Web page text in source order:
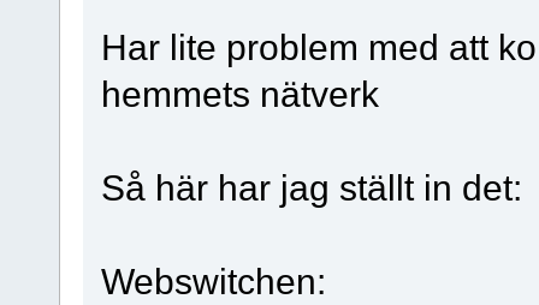
Har lite problem med att
hemmets nätverk
Så här har jag ställt in det:
Webswitchen: